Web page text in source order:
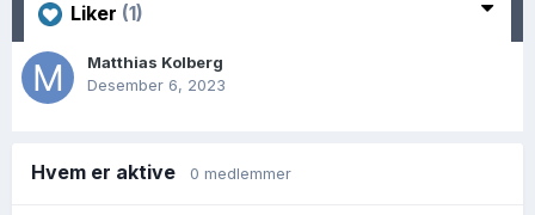
Liker (1)
Matthias Kolberg
Desember 6, 2023
Hvem er aktive 0 medlemmer